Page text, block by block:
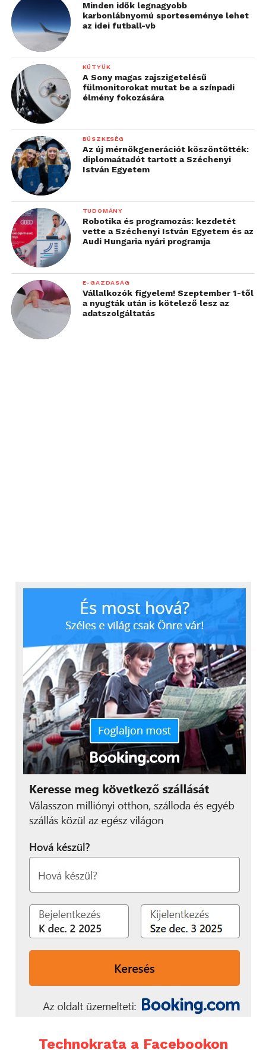
Minden idők legnagyobb
karbonlábnyomú sporteseménye lehet
az idei futball-vb
KÜTYÜK
A Sony magas zajszigetelésű
fülmonitorokat mutat be a színpadi
élmény fokozására
BÜSZKESÉG
Az új mérnökgenerációt köszöntötték:
diplomaátadót tartott a Széchenyi
István Egyetem
TUDOMÁNY
Robotika és programozás: kezdetét
vette a Széchenyi István Egyetem és az
Audi Hungaria nyári programja
E-GAZDASÁG
Vállalkozók figyelem! Szeptember 1-től
a nyugták után is kötelező lesz az
adatszolgáltatás
Technokrata a Facebookon